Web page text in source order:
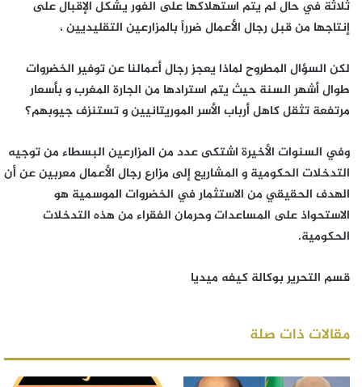
ثلاثة في حال لم يتم استهلاكها على الفور يشكل الإقبال على
إنتاجها من قبل رجال الأعمال ضرراً بالمزارعين التقليديين ،
لكن السؤال المطروح لماذا يعجز رجال أعمالنا عن توفير الخضروات
طوال أشهر السنة حيث يتم استرادها من الجارة المغرب و بأسعار
مرتفعة تثقل كاهل أرباب الأسر الموريتانيين و تستنزف جيوبهم؟
وفي السنوات الأخيرة اشتكى عدد من المزارعين البسطاء من توجيه
التدخلات الحكومية و المشاريع إلى مزارع رجال الأعمال معربين عن أن
الهدف الحقيقي من الاستثمار في الخضروات الموسمية هو
الاستحواذ على المساعدات وحرمان الفقراء من هذه التدخلات
الحكومية.
قسم التحرير بوكالة كيفه ميديا
مقالات ذات صلة